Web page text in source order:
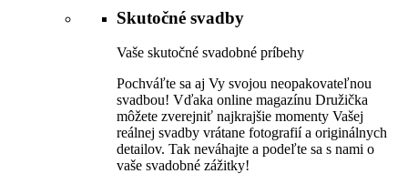
Skutočné svadby
Vaše skutočné svadobné príbehy
Pochváľte sa aj Vy svojou neopakovateľnou
svadbou! Vďaka online magazínu Družička
môžete zverejniť najkrajšie momenty Vašej
reálnej svadby vrátane fotografií a originálnych
detailov. Tak neváhajte a podeľte sa s nami o
vaše svadobné zážitky!